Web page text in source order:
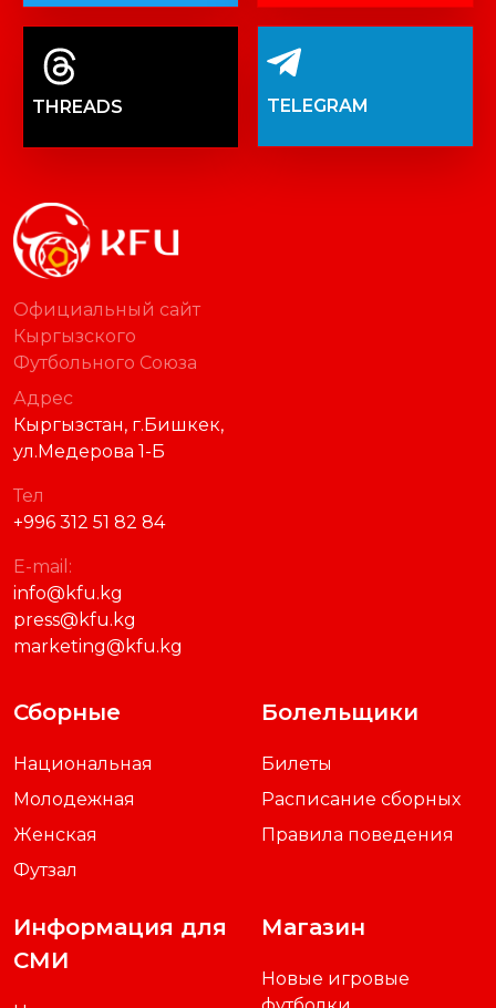
THREADS TELEGRAM
Официальный сайт
Кыргызского
Футбольного Союза
Адрес
Кыргызстан, г.Бишкек,
ул.Медерова 1-Б
Тел
+996 312 51 82 84
E-mail:
info@kfu.kg
press@kfu.kg
marketing@kfu.kg
Сборные
Национальная
Молодежная
Женская
Футзал
Болельщики
Билеты
Расписание сборных
Правила поведения
Информация для
СМИ
Магазин
Новые игровые